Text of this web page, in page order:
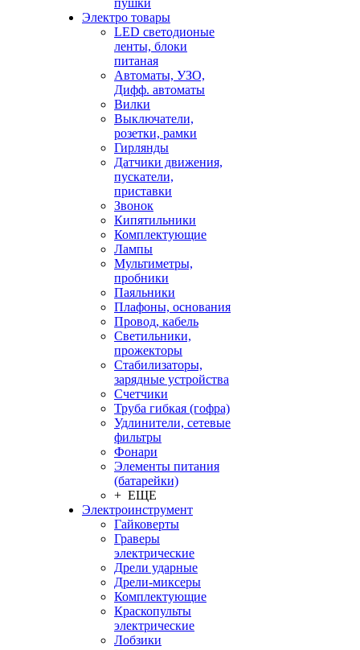
пушки
Электро товары
LED светодионые
ленты, блоки
питаная
Автоматы, УЗО,
Дифф. автоматы
Вилки
Выключатели,
розетки, рамки
Гирлянды
Датчики движения,
пускатели,
приставки
Звонок
Кипятильники
Комплектующие
Лампы
Мультиметры,
пробники
Паяльники
Плафоны, основания
Провод, кабель
Светильники,
прожекторы
Стабилизаторы,
зарядные устройства
Счетчики
Труба гибкая (гофра)
Удлинители, сетевые
фильтры
Фонари
Элементы питания
(батарейки)
+ ЕЩЕ
Электроинструмент
Гайковерты
Граверы
электрические
Дрели ударные
Дрели-миксеры
Комплектующие
Краскопульты
электрические
Лобзики